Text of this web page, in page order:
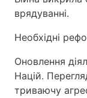
врядуванні.
Необхідні
Оновлення
Націй.
триваючу